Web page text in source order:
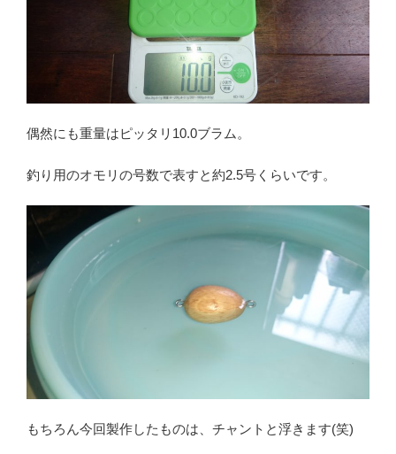
偶然にも重量はピッタリ10.0ブラム。
釣り用のオモリの号数で表すと約2.5号くらいです。
もちろん今回製作したものは、チャントと浮きます(笑)